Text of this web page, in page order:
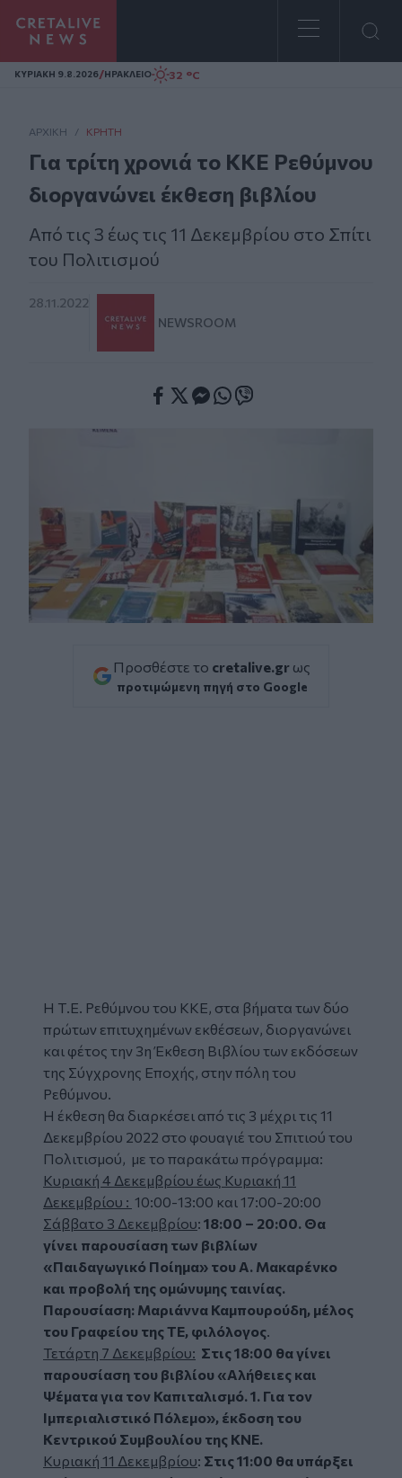
Homepage
ΚΥΡΙΑΚΗ 9.8.2026/ΗΡΑΚΛΕΙΟ 32 °C
ΑΡΧΙΚΗ / ΚΡΉΤΗ
Για τρίτη χρονιά το ΚΚΕ Ρεθύμνου
διοργανώνει έκθεση βιβλίου
Από τις 3 έως τις 11 Δεκεμβρίου στο Σπίτι
του Πολιτισμού
28.11.2022
NEWSROOM
Προσθέστε το cretalive.gr ως
προτιμώμενη πηγή στο Google
Η Τ.Ε. Ρεθύμνου του ΚΚΕ, στα βήματα των δύο
πρώτων επιτυχημένων εκθέσεων, διοργανώνει
και φέτος την 3η Έκθεση Βιβλίου των εκδόσεων
της Σύγχρονης Εποχής, στην πόλη του
Ρεθύμνου.
Η έκθεση θα διαρκέσει από τις 3 μέχρι τις 11
Δεκεμβρίου 2022 στο φουαγιέ του Σπιτιού του
Πολιτισμού, με το παρακάτω πρόγραμμα:
Κυριακή 4 Δεκεμβρίου έως Κυριακή 11
Δεκεμβρίου : 10:00-13:00 και 17:00-20:00
Σάββατο 3 Δεκεμβρίου: 18:00 – 20:00. Θα
γίνει παρουσίαση των βιβλίων
«Παιδαγωγικό Ποίημα» του Α. Μακαρένκο
και προβολή της ομώνυμης ταινίας.
Παρουσίαση: Μαριάννα Καμπουρούδη, μέλος
του Γραφείου της ΤΕ, φιλόλογος.
Τετάρτη 7 Δεκεμβρίου: Στις 18:00 θα γίνει
παρουσίαση του βιβλίου «Αλήθειες και
Ψέματα για τον Καπιταλισμό. 1. Για τον
Ιμπεριαλιστικό Πόλεμο», έκδοση του
Κεντρικού Συμβουλίου της ΚΝΕ.
Κυριακή 11 Δεκεμβρίου: Στις 11:00 θα υπάρξει